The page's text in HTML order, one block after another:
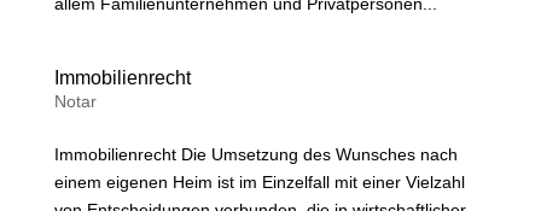
Immobilienrecht
Notar
Immobilienrecht Die Umsetzung des Wunsches nach
einem eigenen Heim ist im Einzelfall mit einer Vielzahl